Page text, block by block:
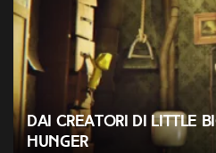
Dai creatori di Little
Hunger